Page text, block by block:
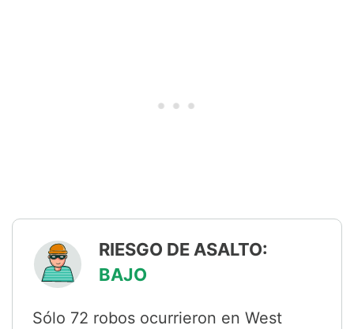
RIESGO DE ASALTO:
BAJO
Sólo 72 robos ocurrieron en West